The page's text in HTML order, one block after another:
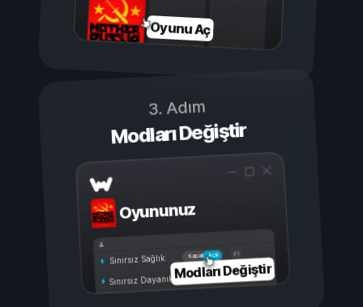
Oyunu Aç
3. Adım
Modları Değiştir
Oyununuz
Açık
Kapalı
Sınırsız Sağlık
Sınırsız DayanıklılıkModları Değiştir